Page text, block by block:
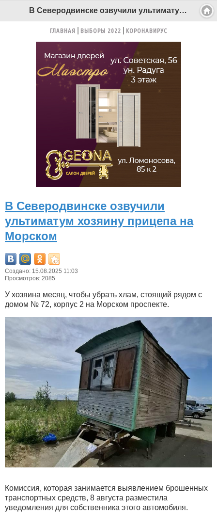
В Северодвинске озвучили ультиматум хозяину прицепа на Морском - Беломорканал Северодвинск tv29.ru
ГЛАВНАЯ ВЫБОРЫ 2022 КОРОНАВИРУС
В Северодвинске озвучили
ультиматум хозяину прицепа на
Морском
Создано: 15.08.2025 11:03
Просмотров: 2085
У хозяина месяц, чтобы убрать хлам, стоящий рядом с
домом № 72, корпус 2 на Морском проспекте.
Комиссия, которая занимается выявлением брошенных
транспортных средств, 8 августа разместила
уведомления для собственника этого автомобиля.